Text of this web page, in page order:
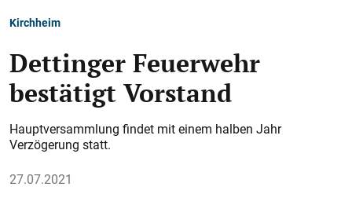
Kirchheim
Dettinger Feuerwehr
bestätigt Vorstand
Hauptversammlung findet mit einem halben Jahr
Verzögerung statt.
27.07.2021